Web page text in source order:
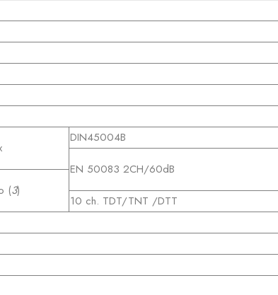
DIN45004B
EN 50083 2CH/60dB
(3)
10 ch. TDT/TNT /DTT